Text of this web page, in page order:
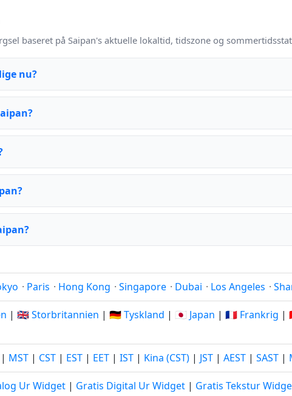
baseret på Saipan's aktuelle lokaltid, tidszone og
nu?
· Paris · Hong Kong · Singapore · Dubai · Los Angeles ·
| 🇬🇧 Storbritannien | 🇩🇪 Tyskland | 🇯🇵 Japan | 🇫🇷 Frankrig |
| MST | CST | EST | EET | IST | Kina (CST) | JST | AEST | SAST |
Ur Widget | Gratis Digital Ur Widget | Gratis Tekstur